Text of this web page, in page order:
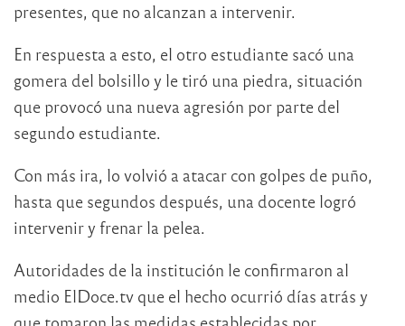
presentes, que no alcanzan a intervenir.
En respuesta a esto, el otro estudiante sacó una
gomera del bolsillo y le tiró una piedra, situación
que provocó una nueva agresión por parte del
segundo estudiante.
Con más ira, lo volvió a atacar con golpes de puño,
hasta que segundos después, una docente logró
intervenir y frenar la pelea.
Autoridades de la institución le confirmaron al
medio ElDoce.tv que el hecho ocurrió días atrás y